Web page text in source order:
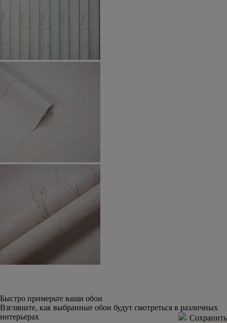
Быстро примерьте ваши обои
Взгляните, как выбранные обои будут смотреться в различных
интерьерах
Сохранить